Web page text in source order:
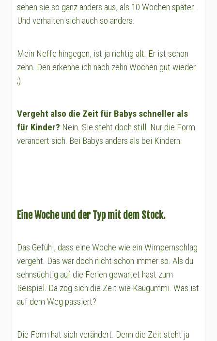
sehen sie so ganz anders aus, als 10 Wochen später.
Und verhalten sich auch so anders.
Mein Neffe hingegen, ist ja richtig alt. Er ist schon
zehn. Den erkenne ich nach zehn Wochen gut wieder
;)
Vergeht also die Zeit für Babys schneller als
für Kinder? Nein. Sie steht doch still. Nur die Form
verändert sich. Bei Babys anders als bei Kindern.
Eine Woche und der Typ mit dem Stock.
Das Gefühl, dass eine Woche wie ein Wimpernschlag
vergeht. Das war doch nicht schon immer so. Als du
sehnsüchtig auf die Ferien gewartet hast zum
Beispiel. Da zog sich die Zeit wie Kaugummi. Was ist
auf dem Weg passiert?
Die Form hat sich verändert. Denn die Zeit steht ja